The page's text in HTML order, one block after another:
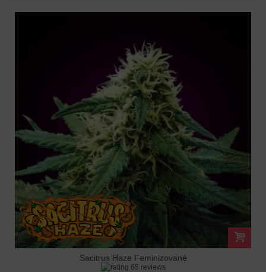
Sacitrus Haze Feminizované
65 reviews